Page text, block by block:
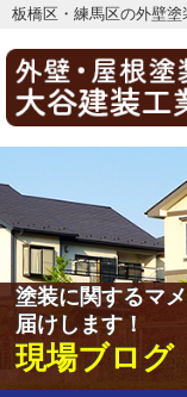
板橋区・練馬区の外壁
塗装に関するマ
届けします！
現場ブログ